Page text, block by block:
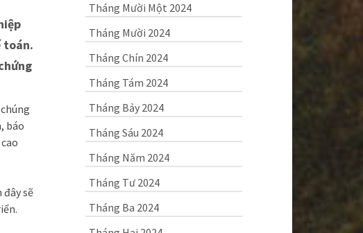
toán.
báo
sẽ
Tháng Mười Một 2024
Tháng Mười 2024
Tháng Chín 2024
Tháng Tám 2024
Tháng Bảy 2024
Tháng Sáu 2024
Tháng Năm 2024
Tháng Tư 2024
Tháng Ba 2024